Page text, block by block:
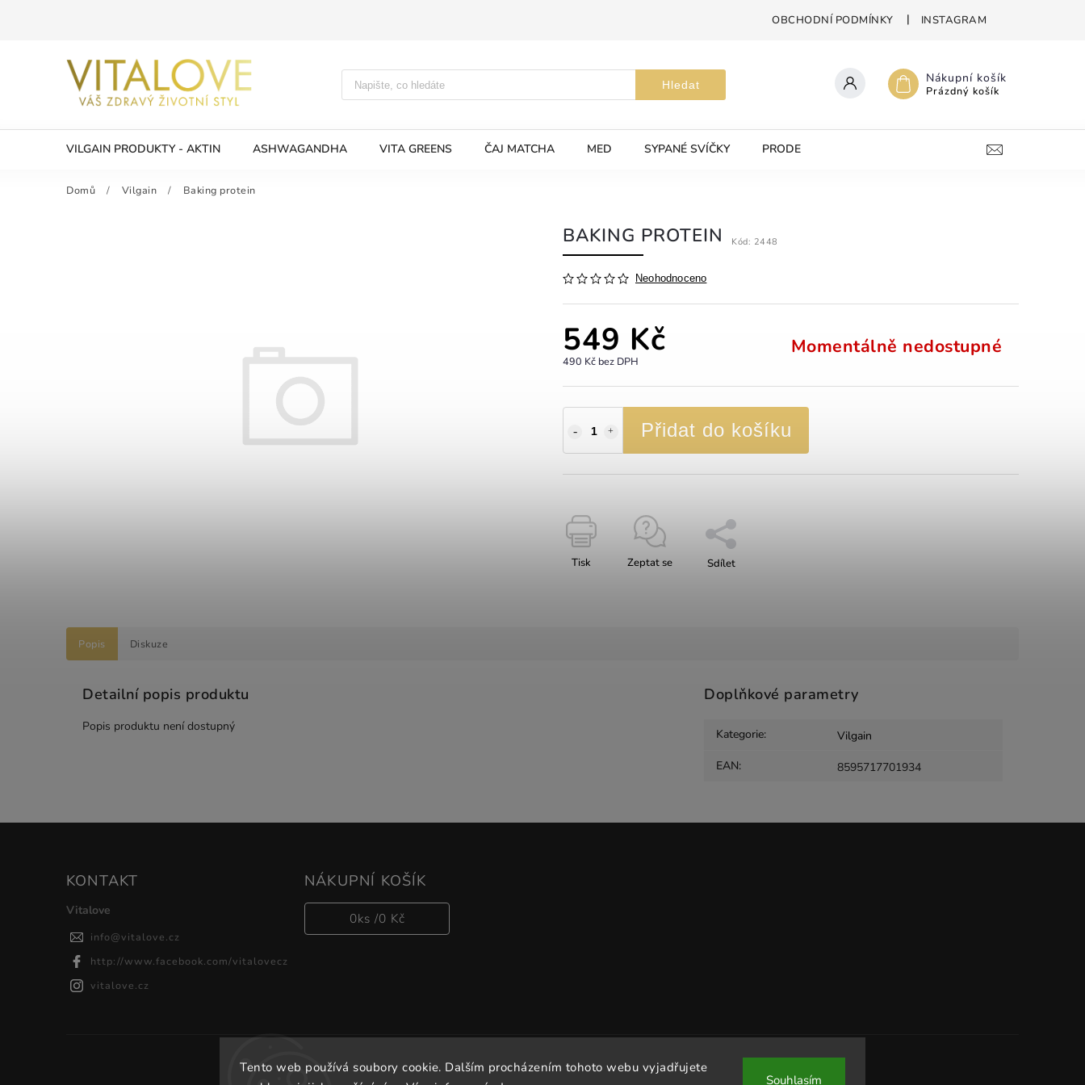
Tento web používá soubory cookie. Dalším procházením tohoto webu vyjadřujete
Souhlasím
OBCHODNÍ PODMÍNKY INSTAGRAM
Hledat Nákupní košík
Prázdný košík
VILGAIN PRODUKTY - AKTIN ASHWAGANDHA VITA GREENS ČAJ MATCHA MED SYPANÉ SVÍČKY PRODEJNA
Domů / Vilgain / Baking protein
BAKING PROTEIN Kód: 2448
Neohodnoceno
549 Kč
490 Kč bez DPH
Momentálně nedostupné
Přidat do košíku
Tisk Zeptat se Sdílet
Popis Diskuze
Detailní popis produktu
Popis produktu není dostupný
Doplňkové parametry
Kategorie:
Vilgain
EAN: 8595717701934
KONTAKT
Vitalove
info@vitalove.cz
http://www.facebook.com/vitalovecz
vitalove.cz
NÁKUPNÍ KOŠÍK
0ks /0 Kč
Copyright 2026 Vitalove. Všechna práva vyhrazena.